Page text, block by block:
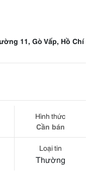
11, Gò Vấp, Hồ Chí
Hình thức
Cần bán
Loại tin
Thường